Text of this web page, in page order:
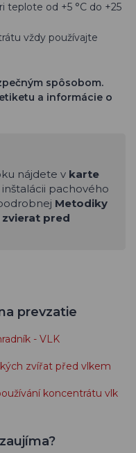
teplote od +5 °C do +25
vždy používajte
spôsobom.
a informácie o
nájdete v karte
inštalácii pachového
Metodiky
pred
prevzatie
- VLK
zvířat před vlkem
koncentrátu vlk